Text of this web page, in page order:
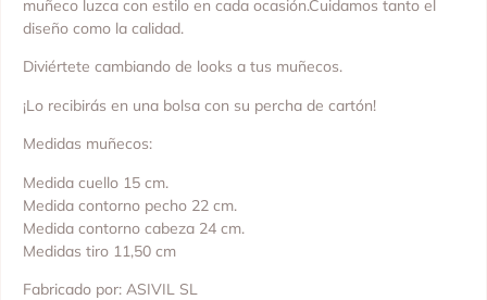
muñeco luzca con estilo en cada ocasión.Cuidamos tanto el
diseño como la calidad.
Diviértete cambiando de looks a tus muñecos.
¡Lo recibirás en una bolsa con su percha de cartón!
Medidas muñecos:
Medida cuello 15 cm.
Medida contorno pecho 22 cm.
Medida contorno cabeza 24 cm.
Medidas tiro 11,50 cm
Fabricado por: ASIVIL SL